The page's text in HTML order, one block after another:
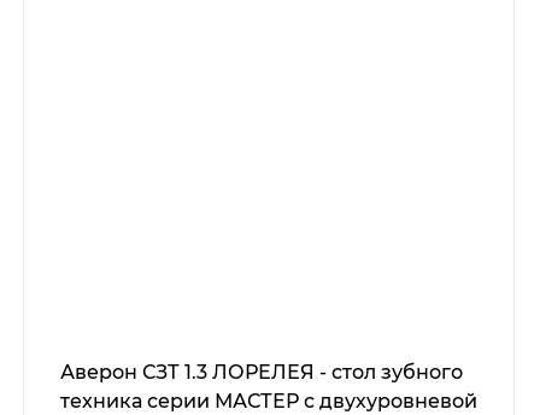
Аверон СЗТ 1.3 ЛОРЕЛЕЯ - стол зубного
техника серии МАСТЕР с двухуровневой